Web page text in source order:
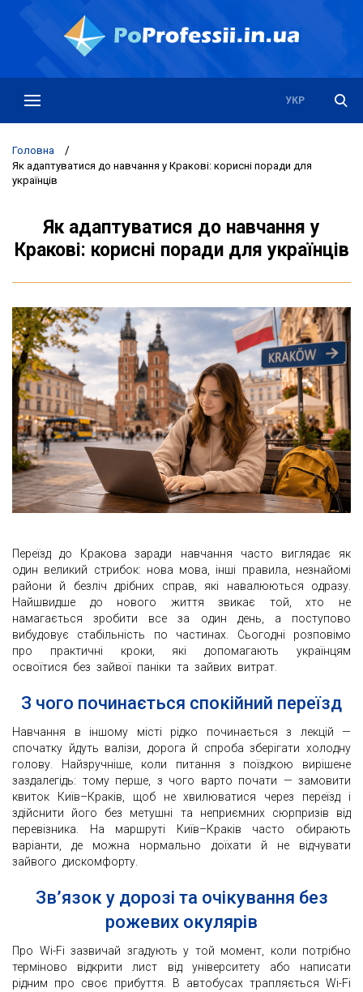
РУС
УКР
Головна /
Як адаптуватися до навчання у Кракові: корисні поради для
українців
Як адаптуватися до навчання у
Кракові: корисні поради для українців
Переїзд до Кракова заради навчання часто виглядає як
один великий стрибок: нова мова, інші правила, незнайомі
райони й безліч дрібних справ, які навалюються одразу.
Найшвидше до нового життя звикає той, хто не
намагається зробити все за один день, а поступово
вибудовує стабільність по частинах. Сьогодні розповімо
про практичні кроки, які допомагають українцям
освоїтися без зайвої паніки та зайвих витрат.
З чого починається спокійний переїзд
Навчання в іншому місті рідко починається з лекцій —
спочатку йдуть валізи, дорога й спроба зберігати холодну
голову. Найзручніше, коли питання з поїздкою вирішене
заздалегідь: тому перше, з чого варто почати — замовити
квиток Київ–Краків, щоб не хвилюватися через переїзд і
здійснити його без метушні та неприємних сюрпризів від
перевізника. На маршруті Київ–Краків часто обирають
варіанти, де можна нормально доїхати й не відчувати
зайвого дискомфорту.
Зв’язок у дорозі та очікування без
рожевих окулярів
Про Wi-Fi зазвичай згадують у той момент, коли потрібно
терміново відкрити лист від університету або написати
рідним про своє прибуття. В автобусах трапляється Wi-Fi